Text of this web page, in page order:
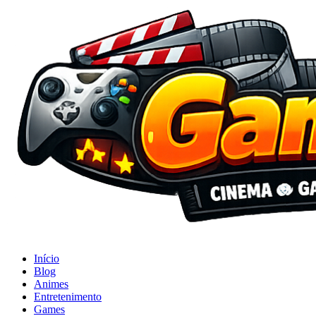
Início
Blog
Animes
Entretenimento
Games